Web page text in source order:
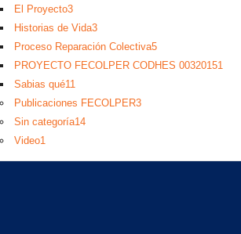
El Proyecto3
Historias de Vida3
Proceso Reparación Colectiva5
PROYECTO FECOLPER CODHES 00320151
Sabias qué11
Publicaciones FECOLPER3
Sin categoría14
Video1